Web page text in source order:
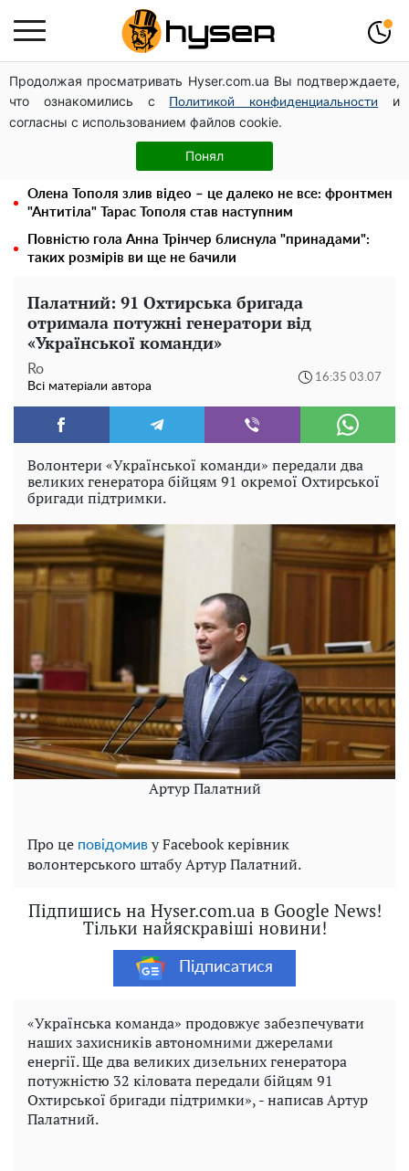
Продолжая просматривать Hyser.com.ua Вы подтверждаете,
что ознакомились с
Политикой конфиденциальности
и
согласны с использованием файлов cookie.
Понял
Чи може Поштова площа стати головною точкою
входу до історичного Києва
Дрони із націнкою: Олександр Конотопський вивів
мільйони оборонного бюджету через фіктивну фірму в
Олена Тополя злив відео – це далеко не все: фронтмен
"Антитіла" Тарас Тополя став наступним
Повністю гола Анна Трінчер блиснула "принадами":
таких розмірів ви ще не бачили
Палатний: 91 Охтирська бригада
отримала потужні генератори від
«Української команди»
Ro
Всі матеріали автора
16:35 03.07
Волонтери «Української команди» передали два
великих генератора бійцям 91 окремої Охтирської
бригади підтримки.
Артур Палатний
Про це повідомив у Facebook керівник
волонтерського штабу Артур Палатний.
Підпишись на Hyser.com.ua в Google News!
Тільки найяскравіші новини!
Підписатися
«Українська команда» продовжує забезпечувати
наших захисників автономними джерелами
енергії. Ще два великих дизельних генератора
потужністю 32 кіловата передали бійцям 91
Охтирської бригади підтримки», - написав Артур
Палатний.